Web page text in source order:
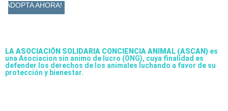
ADOPTA AHORA!
LA ASOCIACIÓN SOLIDARIA CONCIENCIA ANIMAL (ASCAN) es
una Asociacion sin animo de lucro (ONG), cuya finalidad es
defender los derechos de los animales luchando a favor de su
protección y bienestar.